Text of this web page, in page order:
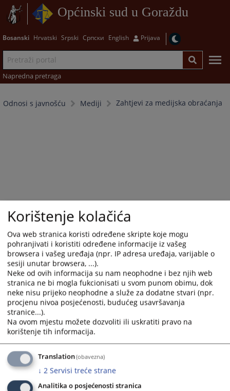
Općinski sud u Goraždu
Bosanski Hrvatski Srpski Српски English Prijava
Napredna pretraga
Odnosi s javnošću Mediji Zahtjevi za medijska obraćanja
Trenutno nema vijesti
Korištenje kolačića
Ova web stranica koristi određene skripte koje mogu
pohranjivati i koristiti određene informacije iz vašeg
browsera i vašeg uređaja (npr. IP adresa uređaja, varijable o
sesiji unutar browsera, ...).
Neke od ovih informacija su nam neophodne i bez njih web
stranica ne bi mogla fukcionisati u svom punom obimu, dok
neke nisu prijeko neophodne a služe za dodatne stvari (npr.
procjenu nivoa posjećenosti, budućeg usavršavanja
stranice...).
Na ovom mjestu možete dozvoliti ili uskratiti pravo na
korištenje tih informacija.
Translation(obavezna)
↓ 2 Servisi treće strane
Analitika o posjećenosti stranica